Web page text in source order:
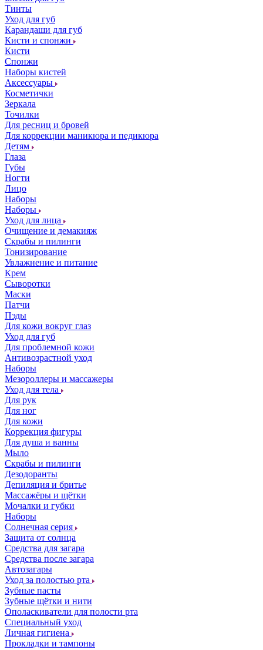
Тинты
Уход для губ
Карандаши для губ
Кисти и спонжи
Кисти
Спонжи
Наборы кистей
Аксессуары
Косметички
Зеркала
Точилки
Для ресниц и бровей
Для коррекции маникюра и педикюра
Детям
Глаза
Губы
Ногти
Лицо
Наборы
Наборы
Уход для лица
Очищение и демакияж
Скрабы и пилинги
Тонизирование
Увлажнение и питание
Крем
Сыворотки
Маски
Патчи
Пэды
Для кожи вокруг глаз
Уход для губ
Для проблемной кожи
Антивозрастной уход
Наборы
Мезороллеры и массажеры
Уход для тела
Для рук
Для ног
Для кожи
Коррекция фигуры
Для душа и ванны
Мыло
Скрабы и пилинги
Дезодоранты
Депиляция и бритье
Массажёры и щётки
Мочалки и губки
Наборы
Солнечная серия
Защита от солнца
Средства для загара
Средства после загара
Автозагары
Уход за полостью рта
Зубные пасты
Зубные щётки и нити
Ополаскиватели для полости рта
Специальный уход
Личная гигиена
Прокладки и тампоны